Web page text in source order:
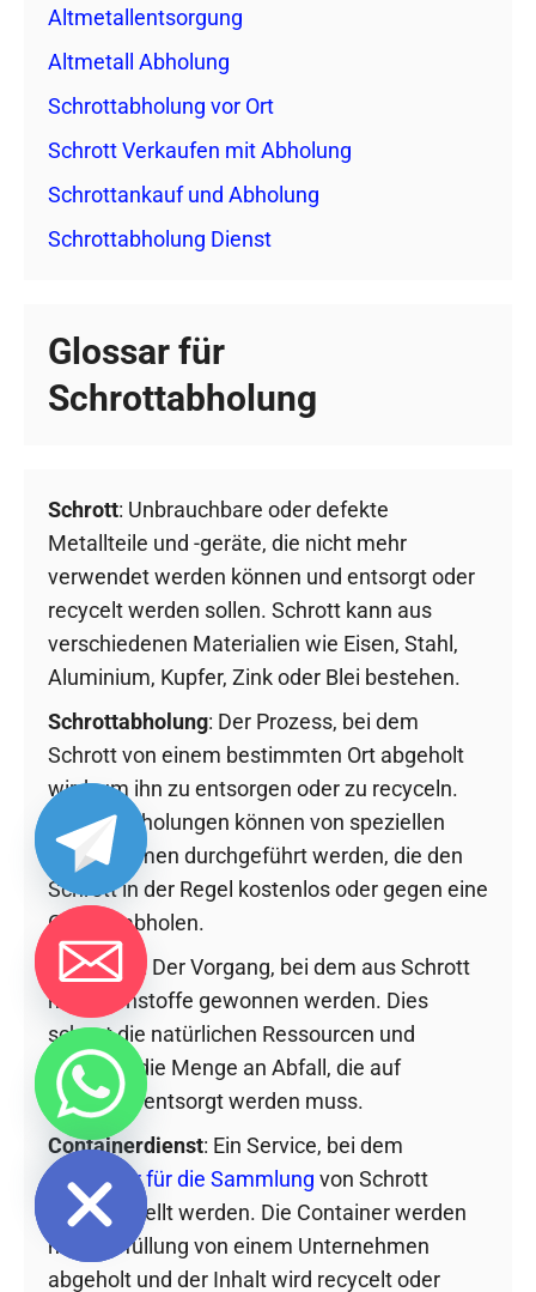
Altmetallentsorgung
Altmetall Abholung
Schrottabholung vor Ort
Schrott Verkaufen mit Abholung
Schrottankauf und Abholung
Schrottabholung Dienst
Glossar für
Schrottabholung
Schrott: Unbrauchbare oder defekte
Metallteile und -geräte, die nicht mehr
verwendet werden können und entsorgt oder
recycelt werden sollen. Schrott kann aus
verschiedenen Materialien wie Eisen, Stahl,
Aluminium, Kupfer, Zink oder Blei bestehen.
Schrottabholung: Der Prozess, bei dem
Schrott von einem bestimmten Ort abgeholt
wird, um ihn zu entsorgen oder zu recyceln.
Schrottabholungen können von speziellen
Unternehmen durchgeführt werden, die den
Schrott in der Regel kostenlos oder gegen eine
Gebühr abholen.
Recycling
: Der Vorgang, bei dem aus Schrott
neue Rohstoffe gewonnen werden. Dies
schont die natürlichen Ressourcen und
reduziert die Menge an Abfall, die auf
Deponien entsorgt werden muss.
Containerdienst: Ein Service, bei dem
Container für die Sammlung von Schrott
bereitgestellt werden. Die Container werden
nach Befüllung von einem Unternehmen
abgeholt und der Inhalt wird recycelt oder
Hide
chaty